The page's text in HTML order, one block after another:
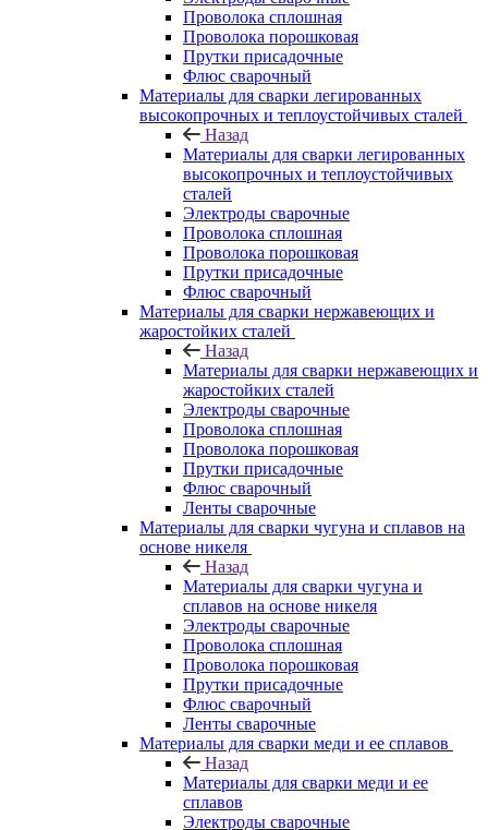
Проволока сплошная
Проволока порошковая
Прутки присадочные
Флюс сварочный
Материалы для сварки легированных
высокопрочных и теплоустойчивых сталей
Назад
Материалы для сварки легированных
высокопрочных и теплоустойчивых
сталей
Электроды сварочные
Проволока сплошная
Проволока порошковая
Прутки присадочные
Флюс сварочный
Материалы для сварки нержавеющих и
жаростойких сталей
Назад
Материалы для сварки нержавеющих и
жаростойких сталей
Электроды сварочные
Проволока сплошная
Проволока порошковая
Прутки присадочные
Флюс сварочный
Ленты сварочные
Материалы для сварки чугуна и сплавов на
основе никеля
Назад
Материалы для сварки чугуна и
сплавов на основе никеля
Электроды сварочные
Проволока сплошная
Проволока порошковая
Прутки присадочные
Флюс сварочный
Ленты сварочные
Материалы для сварки меди и ее сплавов
Назад
Материалы для сварки меди и ее
сплавов
Электроды сварочные